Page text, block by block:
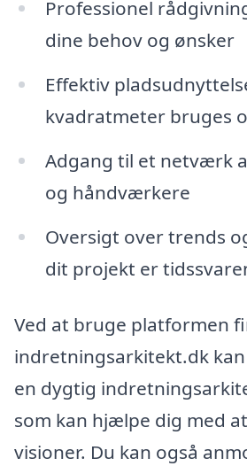
Professionel
dine behov og ønsker
Effektiv
kvadratmeter bruges
Adgang til et netværk
og håndværkere
Oversigt over trends
dit projekt er
Ved at bruge platformen
indretningsarkitekt.dk
en dygtig
som kan hjælpe dig med
visioner. Du kan også